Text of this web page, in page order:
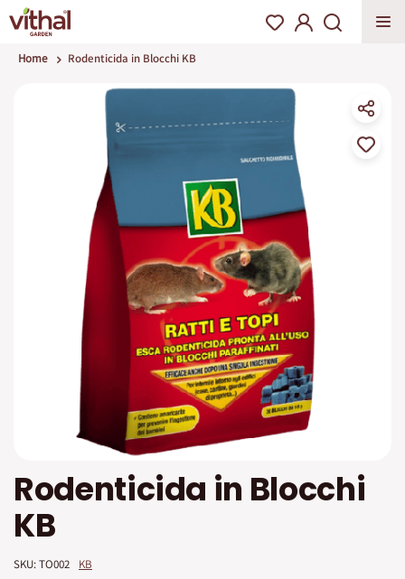
Home Rodenticida in Blocchi KB
all'inizio
della
galleria
di
Rodenticida in Blocchi
KB
SKU: TO002 KB